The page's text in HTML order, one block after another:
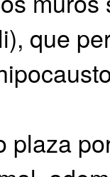
que
plaza